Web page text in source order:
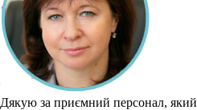
Дякую за приємний персонал,